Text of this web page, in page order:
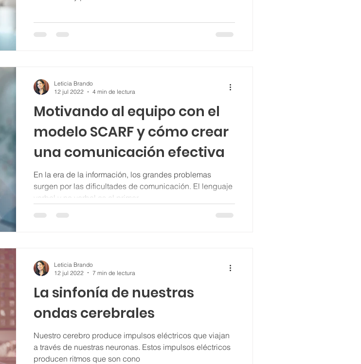
Motivando al equipo con el
modelo SCARF y cómo crear
una comunicación efectiva
En la era de la información, los grandes problemas
surgen por las dificultades de comunicación. El lenguaje
verbal y no verbal es el primer
Leticia Brando
12 jul 2022
4 min de lectura
La sinfonía de nuestras
ondas cerebrales
Nuestro cerebro produce impulsos eléctricos que viajan
a través de nuestras neuronas. Estos impulsos eléctricos
producen ritmos que son cono
Leticia Brando
12 jul 2022
7 min de lectura